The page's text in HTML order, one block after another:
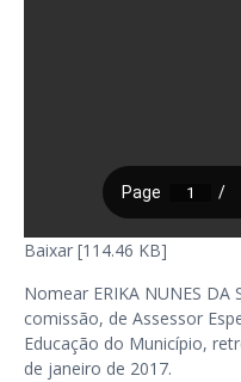
Baixar [114.46 KB]
Nomear ERIKA NUNES DA
comissão, de Assessor
Educação do Município,
de janeiro de 2017.